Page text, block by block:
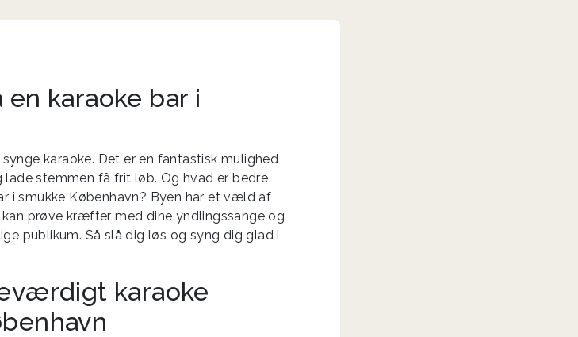
karaoke bar i
karaoke. Det er en fantastisk mulighed
stemmen få frit løb. Og hvad er bedre
i smukke København? Byen har et væld af
kan prøve kræfter med dine yndlingssange og
publikum. Så slå dig løs og syng dig glad i
karaoke